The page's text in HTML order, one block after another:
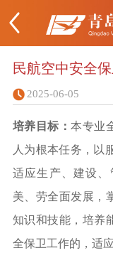
民航空中安全
2025-06-05
培养目标：本专业
人为根本任务，以
适应生产、建设、
美、劳全面发展，
知识和技能，培养
全保卫工作的，适